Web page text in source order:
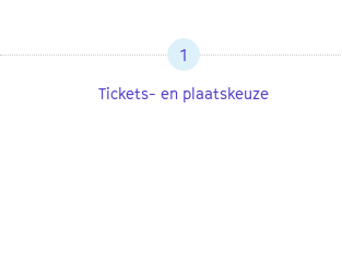
1
Tickets- en plaatskeuze